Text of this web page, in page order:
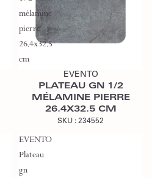
mélamine
pierre
26.4x32.5
cm
EVENTO
PLATEAU GN 1/2
MÉLAMINE PIERRE
26.4X32.5 CM
SKU : 234552
EVENTO
Plateau
gn